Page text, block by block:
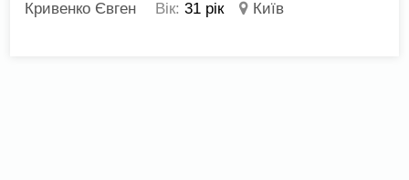
Кривенко Євген Вік: 31 рік Київ